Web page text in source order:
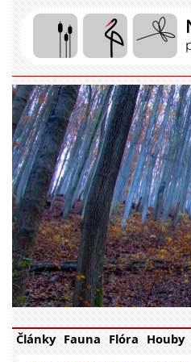
Články Fauna Flóra Houby